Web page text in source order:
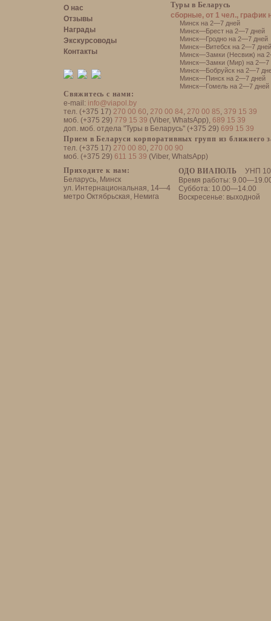
О нас
Отзывы
Награды
Экскурсоводы
Контакты
Свяжитесь с нами:
e-mail: info@viapol.by
тел. (+375 17) 270 00 60, 270 00 84, 270 00 85, 379 15 39
моб. (+375 29) 779 15 39 (Viber, WhatsApp), 689 15 39
доп. моб. отдела "Туры в Беларусь" (+375 29) 699 15 39
Прием в Беларуси корпоративных групп из ближнего
тел. (+375 17) 270 00 80, 270 00 90
моб. (+375 29) 611 15 39 (Viber, WhatsApp)
ОДО ВИАПОЛЬ
УНП
Время работы:
Суббота: 10.00—14.00
Воскресенье: выходной
Приходите к нам:
Беларусь, Минск
ул. Интернациональная, 14—4
метро Октябрьская, Немига
Туры в Беларусь
сборные, от 1 чел., график
Минск на 2—7 дней
Минск—Брест на 2—7 дней
Минск—Гродно на 2—7 дней
Минск—Витебск на 2—7 дней
Минск—Замки (Несвиж) на
Минск—Замки (Мир) на 2—7
Минск—Бобруйск на 2—7
Минск—Пинск на 2—7 дней
Минск—Гомель на 2—7 дней